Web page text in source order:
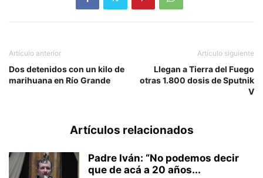
Artículo anterior
Dos detenidos con un kilo de
marihuana en Río Grande
Artículo siguiente
Llegan a Tierra del Fuego
otras 1.800 dosis de Sputnik
V
Artículos relacionados
Padre Iván: “No podemos decir
que de acá a 20 años...